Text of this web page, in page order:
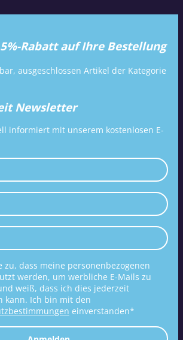
Rabatt auf Ihre Bestellung
ausgeschlossen Artikel der Kategorie
Newsletter
informiert mit unserem kostenlosen E-
zu, dass meine personenbezogenen
werden, um werbliche E-Mails zu
weiß, dass ich dies jederzeit
kann. Ich bin mit den
einverstanden*